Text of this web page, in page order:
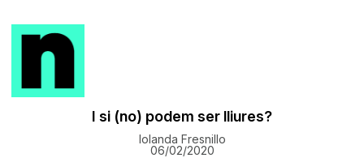
I si (no) podem ser lliures?
Iolanda Fresnillo
06/02/2020